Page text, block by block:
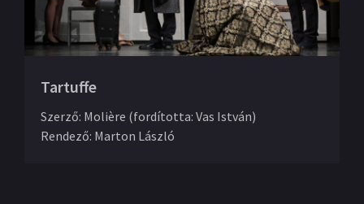
Tartuffe
Szerző: Molière (fordította: Vas István)
Rendező: Marton László